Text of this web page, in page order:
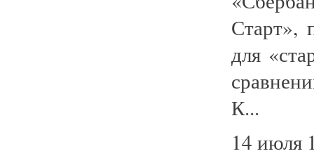
Старт»,
для
К...
14 июля